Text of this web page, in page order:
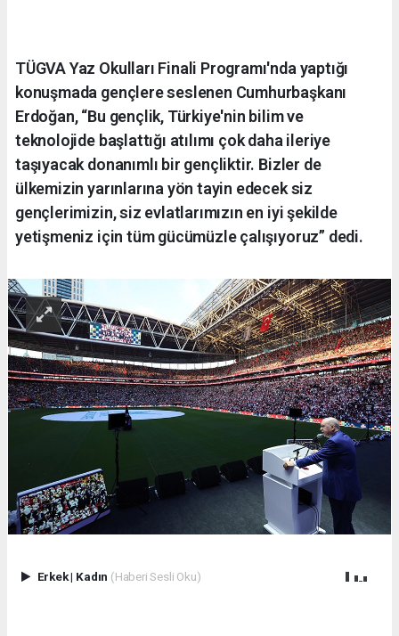
TÜGVA Yaz Okulları Finali Programı'nda yaptığı
konuşmada gençlere seslenen Cumhurbaşkanı
Erdoğan, “Bu gençlik, Türkiye'nin bilim ve
teknolojide başlattığı atılımı çok daha ileriye
taşıyacak donanımlı bir gençliktir. Bizler de
ülkemizin yarınlarına yön tayin edecek siz
gençlerimizin, siz evlatlarımızın en iyi şekilde
yetişmeniz için tüm gücümüzle çalışıyoruz” dedi.
Erkek| Kadın (Haberi Sesli Oku)